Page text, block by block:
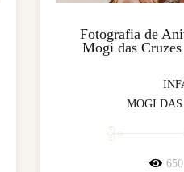
Fotografia de
Mogi das
MOGI DAS
650